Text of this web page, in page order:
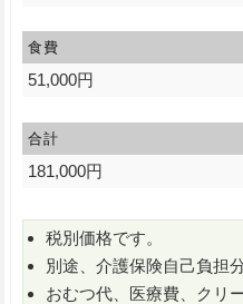
食費
51,000円
合計
181,000円
税別価格です。
別途、介護保険自己負担
おむつ代、医療費、クリ